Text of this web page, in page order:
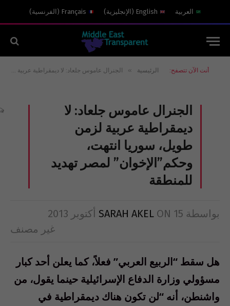
العربية English
( الإنجليزية)
Français
( الفرنسية)
أنت الآن تتصفح: الرئيسية » الجنرال عاموس جلعاد: لا ديمقراطية عربية لزمن طويل، سوريا انتهت، وحكم”الإخوان” لمصر تهديد للمنطقة
الجنرال عاموس جلعاد: لا
ديمقراطية عربية لزمن
طويل، سوريا انتهت،
وحكم”الإخوان” لمصر تهديد
للمنطقة
بواسطة SARAH AKEL ON 15 أكتوبر 2013
غير مصنف
هل سقط “الربيع العربي” فعلاً، كما يعلن أحد كبار
مسؤولي وزارة الدفاع الإسرائيلية حينما يقول، من
واشنطن، أنه “لن تكون هناك ديمقراطية في